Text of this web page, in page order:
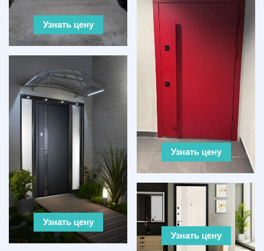
Узнать цену
Узнать цену
Узнать цену
Узнать цену